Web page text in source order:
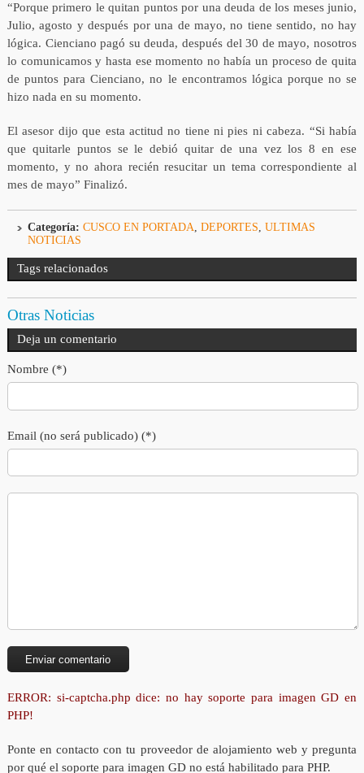
“Porque primero le quitan puntos por una deuda de los meses junio,
Julio, agosto y después por una de mayo, no tiene sentido, no hay
lógica. Cienciano pagó su deuda, después del 30 de mayo, nosotros
lo comunicamos y hasta ese momento no había un proceso de quita
de puntos para Cienciano, no le encontramos lógica porque no se
hizo nada en su momento.
El asesor dijo que esta actitud no tiene ni pies ni cabeza. “Si había
que quitarle puntos se le debió quitar de una vez los 8 en ese
momento, y no ahora recién resucitar un tema correspondiente al
mes de mayo” Finalizó.
Categoría: CUSCO EN PORTADA, DEPORTES, ULTIMAS
NOTICIAS
Tags relacionados
Otras Noticias
Deja un comentario
Nombre (*)
Email (no será publicado) (*)
ERROR: si-captcha.php dice: no hay soporte para imagen GD en
PHP!
Ponte en contacto con tu proveedor de alojamiento web y pregunta
por qué el soporte para imagen GD no está habilitado para PHP.